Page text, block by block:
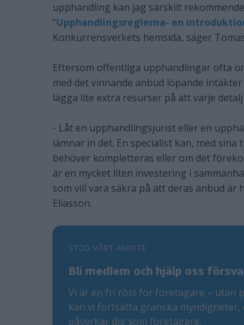
upphandling kan jag särskilt
”Upphandlingsreglerna- en
Konkurrensverkets hemsida, säger
Eftersom offentliga upphandlingar ofta
med det vinnande anbud löpande
lägga lite extra resurser på att varje
- Låt en upphandlingsjurist eller en
lämnar in det. En specialist kan, med
behöver kompletteras eller om det
är en mycket liten investering i
som vill vara säkra på att deras anbud
Eliasson.
STÖD VÅRT ARBETE
Bli medlem och hjälp oss
Vi är en fri röst för företagare – utan
kan vi fortsätta granska
påverkar dig som företagare.